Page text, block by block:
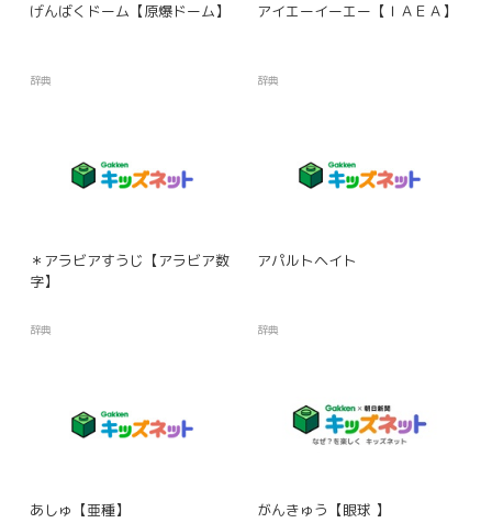
げんばくドーム【原爆ドーム】
辞典
アイエーイーエー【ＩＡＥＡ】
辞典
＊アラビアすうじ【アラビア数
字】
辞典
アパルトヘイト
辞典
あしゅ【亜種】 がんきゅう【眼球 】